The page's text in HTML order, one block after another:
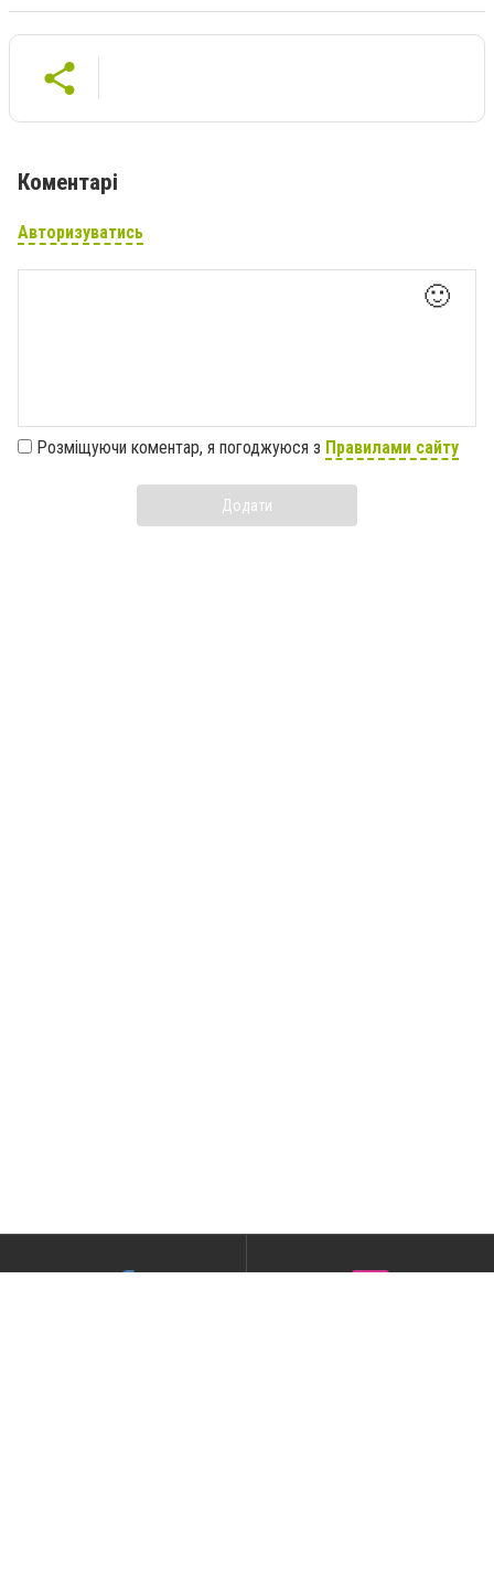
Коментарі
Авторизуватись
🙂
Розміщуючи коментар, я погоджуюся з Правилами сайту
Додати